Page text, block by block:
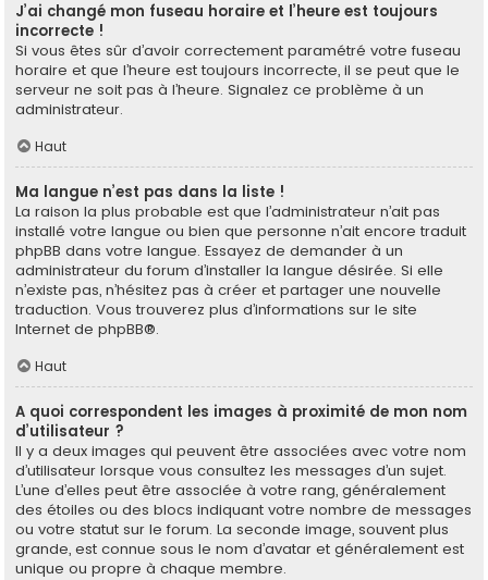
J’ai changé mon fuseau horaire et l’heure est toujours
incorrecte !
Si vous êtes sûr d’avoir correctement paramétré votre fuseau
horaire et que l’heure est toujours incorrecte, il se peut que le
serveur ne soit pas à l’heure. Signalez ce problème à un
administrateur.
Haut
Ma langue n’est pas dans la liste !
La raison la plus probable est que l’administrateur n’ait pas
installé votre langue ou bien que personne n’ait encore traduit
phpBB dans votre langue. Essayez de demander à un
administrateur du forum d’installer la langue désirée. Si elle
n’existe pas, n’hésitez pas à créer et partager une nouvelle
traduction. Vous trouverez plus d’informations sur le site
Internet de phpBB®.
Haut
A quoi correspondent les images à proximité de mon nom
d’utilisateur ?
Il y a deux images qui peuvent être associées avec votre nom
d’utilisateur lorsque vous consultez les messages d’un sujet.
L’une d’elles peut être associée à votre rang, généralement
des étoiles ou des blocs indiquant votre nombre de messages
ou votre statut sur le forum. La seconde image, souvent plus
grande, est connue sous le nom d’avatar et généralement est
unique ou propre à chaque membre.